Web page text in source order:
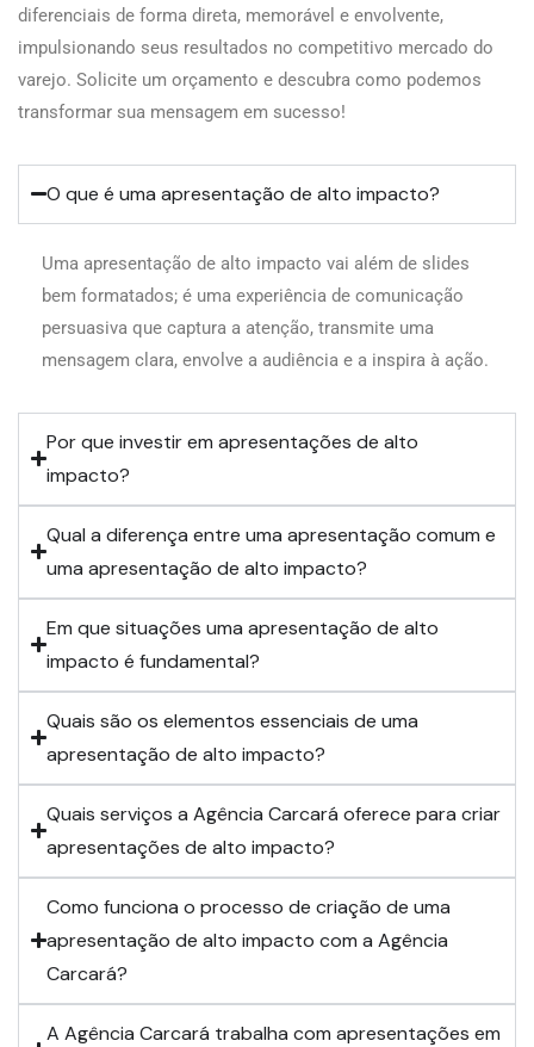
diferenciais de forma direta, memorável e envolvente,
impulsionando seus resultados no competitivo mercado do
varejo. Solicite um orçamento e descubra como podemos
transformar sua mensagem em sucesso!
O que é uma apresentação de alto impacto?
Uma apresentação de alto impacto vai além de slides
bem formatados; é uma experiência de comunicação
persuasiva que captura a atenção, transmite uma
mensagem clara, envolve a audiência e a inspira à ação.
Por que investir em apresentações de alto
impacto?
Qual a diferença entre uma apresentação comum e
uma apresentação de alto impacto?
Em que situações uma apresentação de alto
impacto é fundamental?
Quais são os elementos essenciais de uma
apresentação de alto impacto?
Quais serviços a Agência Carcará oferece para criar
apresentações de alto impacto?
Como funciona o processo de criação de uma
apresentação de alto impacto com a Agência
Carcará?
A Agência Carcará trabalha com apresentações em